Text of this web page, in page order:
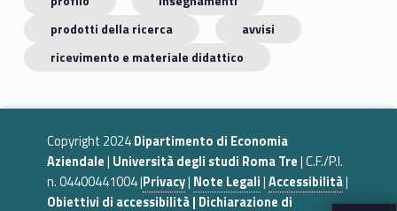
prodotti della ricerca
avvisi
ricevimento e materiale didattico
Copyright 2024Dipartimento di Economia
Aziendale| Università degli studi Roma Tre| C.F./P.I.
n. 04400441004 |Privacy| Note Legali|Accessibilità|
Obiettivi di accessibilità | Dichiarazione di